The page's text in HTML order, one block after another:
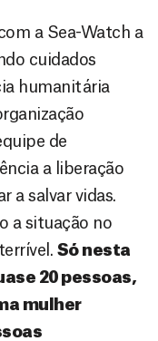
a Sea-Watch a
cuidados
humanitária
de
a liberação
a salvar vidas.
a situação no
Só nesta
20 pessoas,
mulher